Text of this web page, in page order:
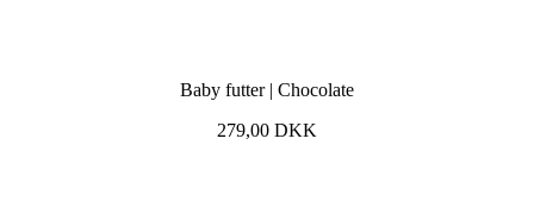
Baby futter | Chocolate
279,00 DKK